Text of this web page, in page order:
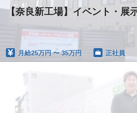
【奈良新工場】イベント・展
月給25万円 〜 35万円 正社員